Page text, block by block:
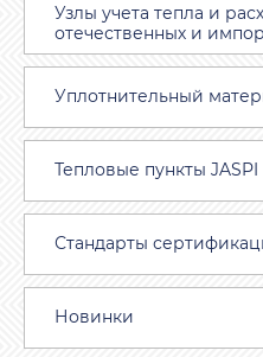
Узлы учета тепла и
отечественных и
Уплотнительный
Тепловые пункты JASPI
Стандарты
Новинки